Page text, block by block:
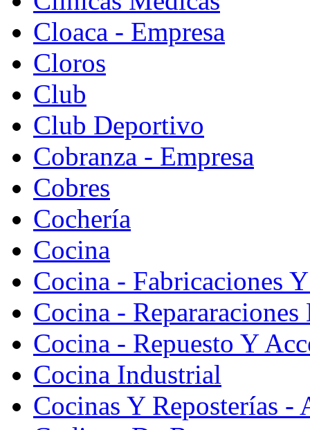
Cloaca - Empresa
Cloros
Club
Club Deportivo
Cobranza - Empresa
Cobres
Cochería
Cocina
Cocina - Fabricaciones
Cocina - Repararaciones
Cocina - Repuesto Y
Cocina Industrial
Cocinas Y Reposterías -